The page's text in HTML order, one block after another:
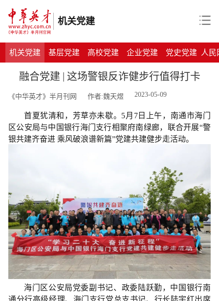
机关党建
机关党建 基层党建 高校党建 企业党建 党史党建 人民
融合党建 | 这场警银反诈健步行值得打卡
《中华英才》半月刊网 作者:魏天煜 2023-05-09
首夏犹清和，芳草亦未歇。5月7日上午，南通市海门
区公安局与中国银行海门支行相聚府南绿廊，联合开展“警
银共建齐奋进 乘风破浪谱新篇”党建共建健步走活动。
海门区公安局党委副书记、政委陆跃勤，中国银行南